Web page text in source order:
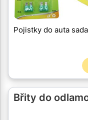
Pojistky do auta
Břity do